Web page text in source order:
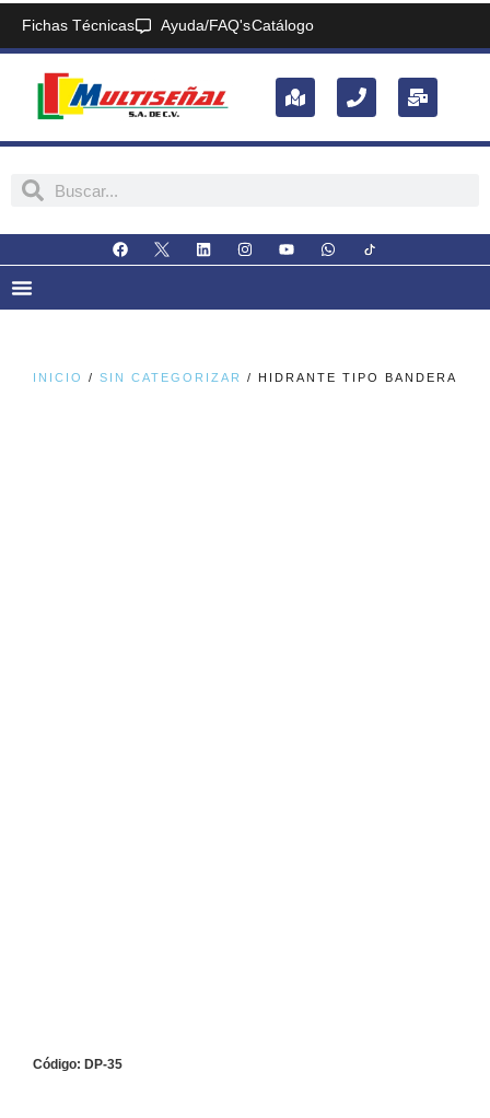
Fichas Técnicas Ayuda/FAQ'sCatálogo
INICIO / SIN CATEGORIZAR / HIDRANTE TIPO BANDERA
Código: DP-35